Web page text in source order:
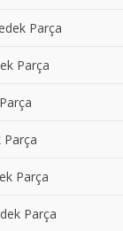
Parça
Parça
Parça
Parça
Parça